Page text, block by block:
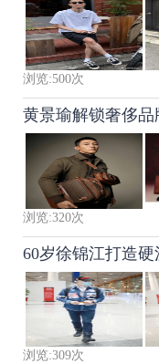
浏览:500次
黄景瑜解锁奢侈
浏览:320次
60岁徐锦江打造
浏览:309次